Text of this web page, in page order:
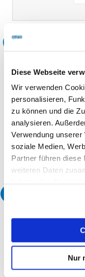
Diese Webseite
Wir verwenden
personalisieren,
zu können und die
analysieren.
Verwendung
soziale Medien,
Partner führen diese
weiteren Daten
Nur
2
Produktionszeit
Korrekturabzug
Wählen Sie
2Stk.
5Stk.